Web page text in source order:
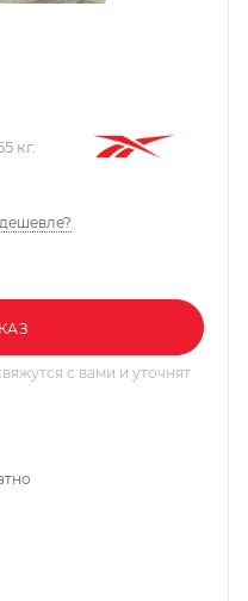
кг.
с вами и уточнят